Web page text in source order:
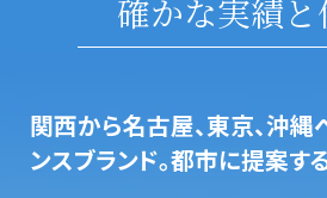
確かな実績
関西から名古屋、東京、沖
ンスブランド。都市に提案す